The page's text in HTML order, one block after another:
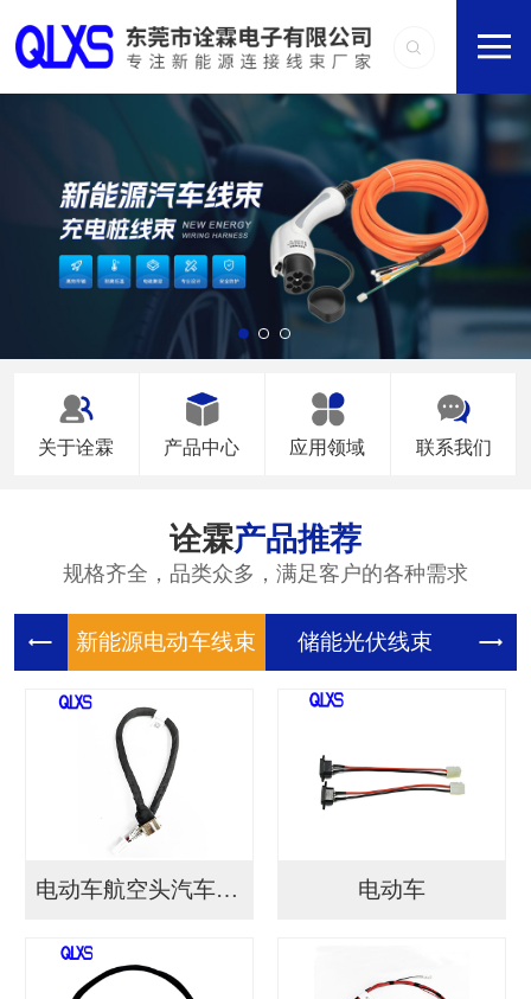
关于诠霖 产品中心 应用领域 联系我们
诠霖产品推荐
规格齐全，品类众多，满足客户的各种需求
新能源电 储能光伏
电动车航空头汽车连接... 电动车